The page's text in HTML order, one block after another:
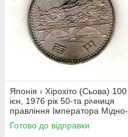
Японія › Хірохіто (Сьова) 100
ієн, 1976 рік 50-та річниця
правління Імператора Мідно-
нікелевий сплав, 12g, ø
30mm №3974
Готово до відправки